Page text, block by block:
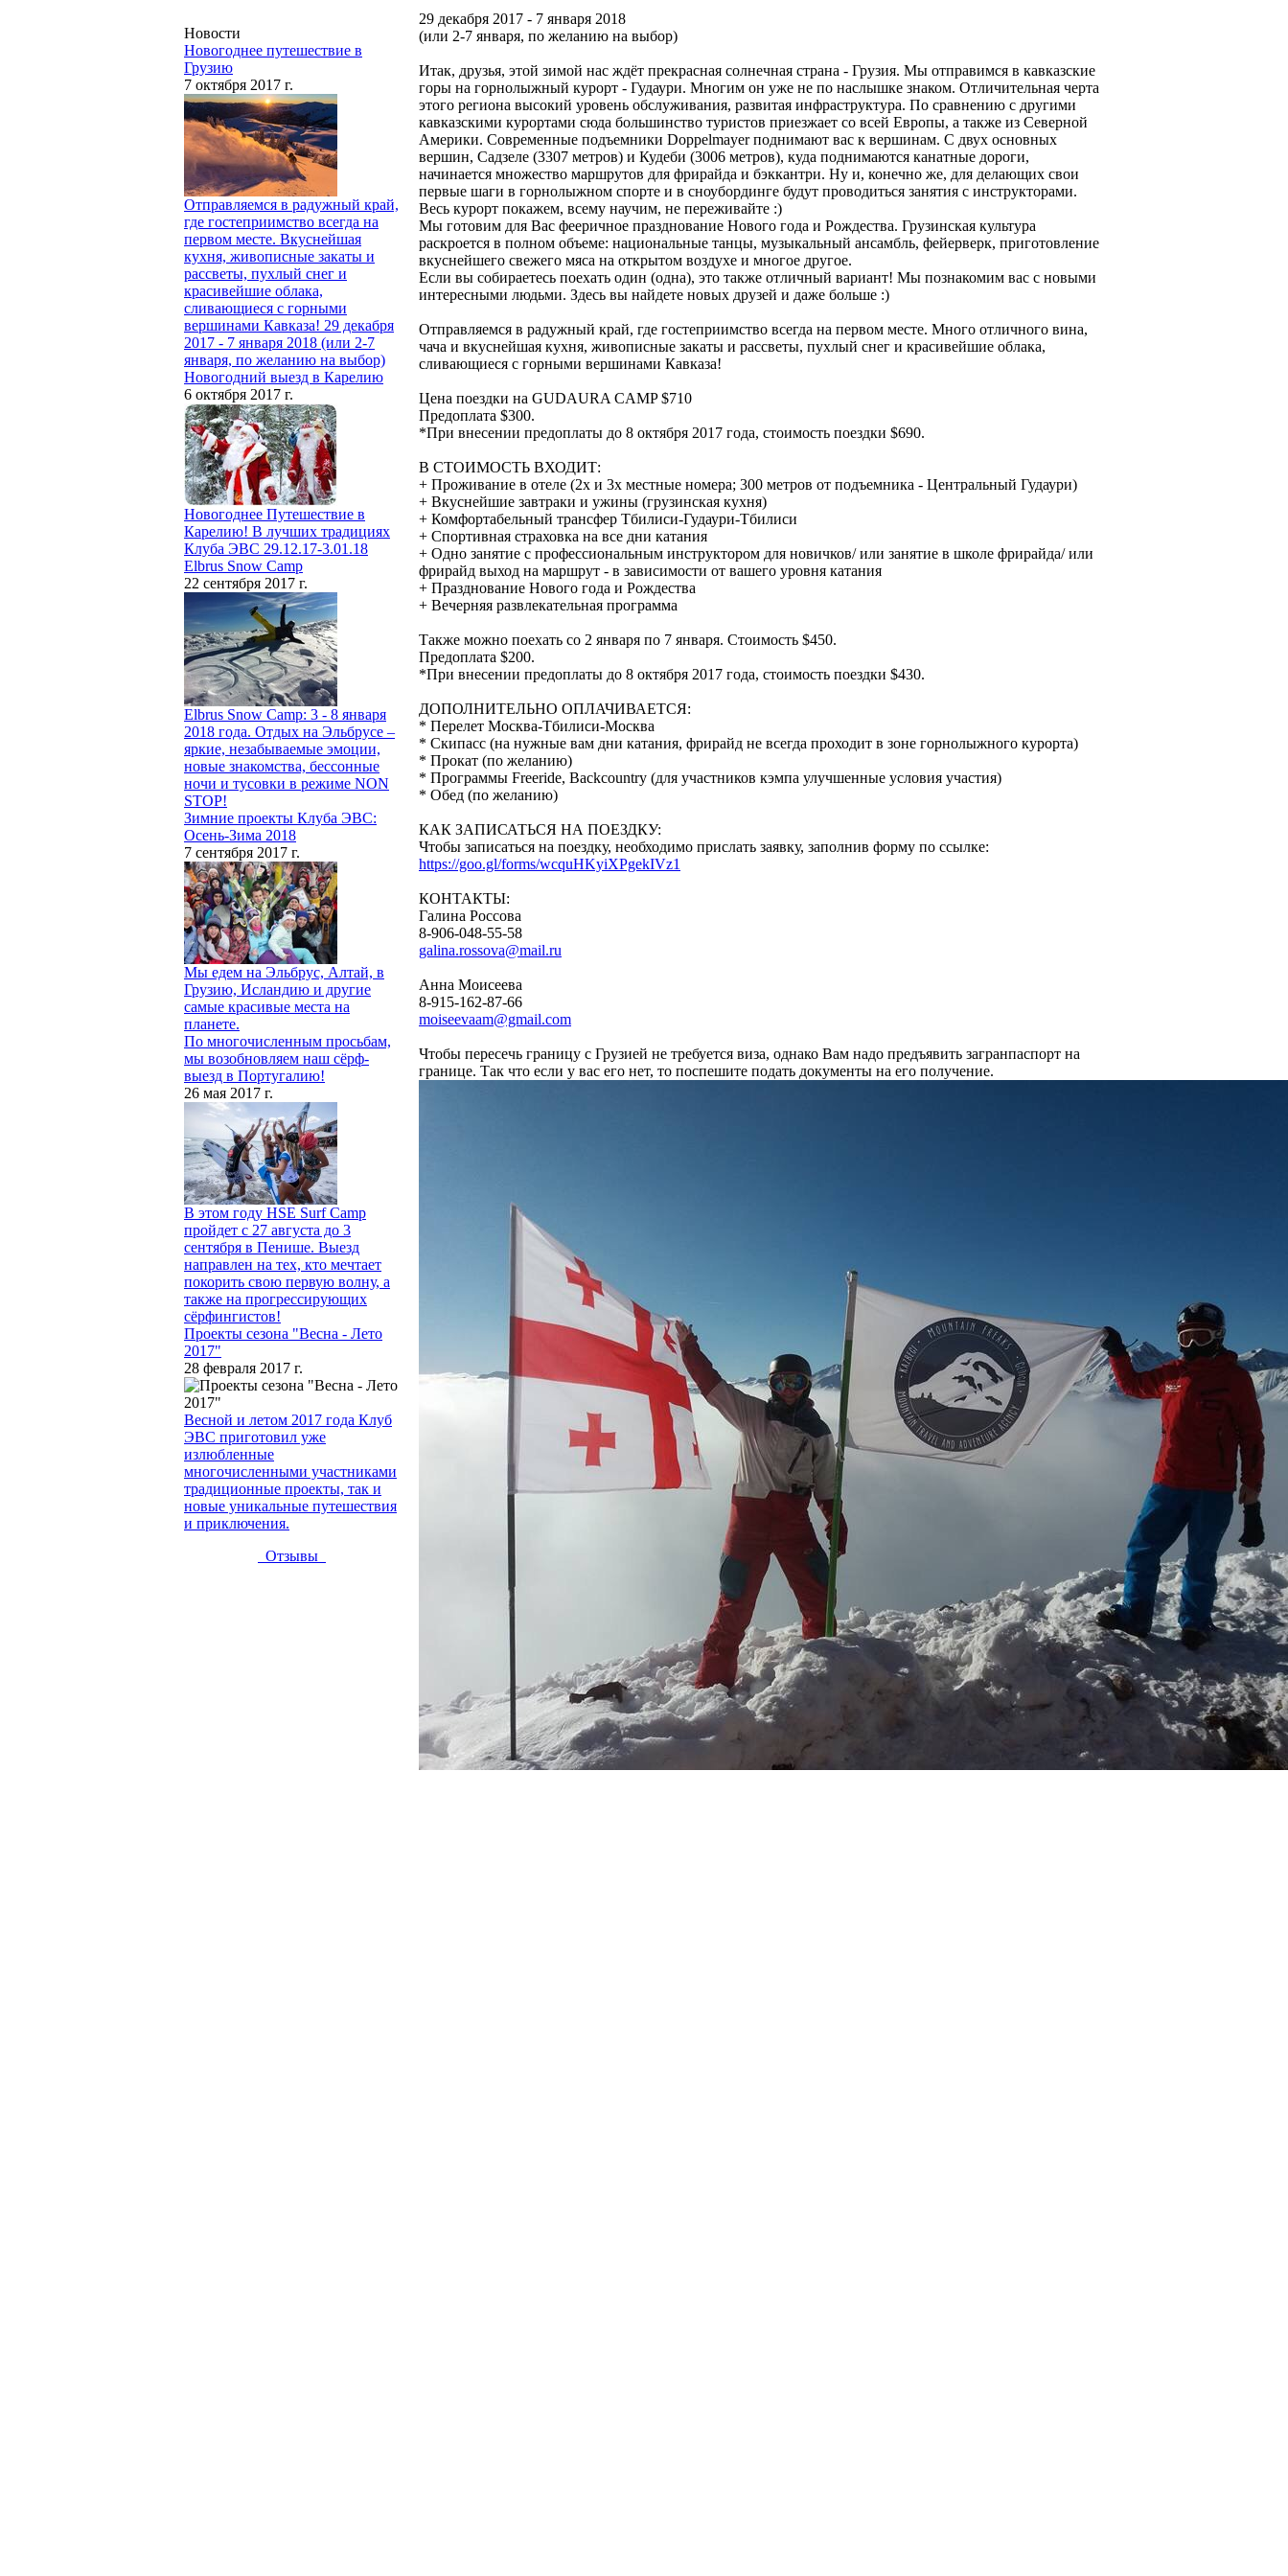
Новости
Новогоднее путешествие в
Грузию
7 октября 2017 г.
Отправляемся в радужный край,
где гостеприимство всегда на
первом месте. Вкуснейшая
кухня, живописные закаты и
рассветы, пухлый снег и
красивейшие облака,
сливающиеся с горными
вершинами Кавказа! 29 декабря
2017 - 7 января 2018 (или 2-7
января, по желанию на выбор)
Новогодний выезд в Карелию
6 октября 2017 г.
Новогоднее Путешествие в
Карелию! В лучших традициях
Клуба ЭВС 29.12.17-3.01.18
Elbrus Snow Camp
22 сентября 2017 г.
Elbrus Snow Camp: 3 - 8 января
2018 года. Отдых на Эльбрусе –
яркие, незабываемые эмоции,
новые знакомства, бессонные
ночи и тусовки в режиме NON
STOP!
Зимние проекты Клуба ЭВС:
Осень-Зима 2018
7 сентября 2017 г.
Мы едем на Эльбрус, Алтай, в
Грузию, Исландию и другие
самые красивые места на
планете.
По многочисленным просьбам,
мы возобновляем наш сёрф-
выезд в Португалию!
26 мая 2017 г.
В этом году HSE Surf Camp
пройдет с 27 августа до 3
сентября в Пенише. Выезд
направлен на тех, кто мечтает
покорить свою первую волну, а
также на прогрессирующих
сёрфингистов!
Проекты сезона "Весна - Лето
2017"
28 февраля 2017 г.
Весной и летом 2017 года Клуб
ЭВС приготовил уже
излюбленные
многочисленными участниками
традиционные проекты, так и
новые уникальные путешествия
и приключения.
Отзывы
29 декабря 2017 - 7 января 2018
(или 2-7 января, по желанию на выбор)
Итак, друзья, этой зимой нас ждёт прекрасная солнечная страна - Грузия. Мы отправимся в кавказские
горы на горнолыжный курорт - Гудаури. Многим он уже не по наслышке знаком. Отличительная черта
этого региона высокий уровень обслуживания, развитая инфраструктура. По сравнению с другими
кавказскими курортами сюда большинство туристов приезжает со всей Европы, а также из Северной
Америки. Современные подъемники Doppelmayer поднимают вас к вершинам. С двух основных
вершин, Садзеле (3307 метров) и Кудеби (3006 метров), куда поднимаются канатные дороги,
начинается множество маршрутов для фрирайда и бэккантри. Ну и, конечно же, для делающих свои
первые шаги в горнолыжном спорте и в сноубординге будут проводиться занятия с инструкторами.
Весь курорт покажем, всему научим, не переживайте :)
Мы готовим для Вас фееричное празднование Нового года и Рождества. Грузинская культура
раскроется в полном объеме: национальные танцы, музыкальный ансамбль, фейерверк, приготовление
вкуснейшего свежего мяса на открытом воздухе и многое другое.
Если вы собираетесь поехать один (одна), это также отличный вариант! Мы познакомим вас с новыми
интересными людьми. Здесь вы найдете новых друзей и даже больше :)
Отправляемся в радужный край, где гостеприимство всегда на первом месте. Много отличного вина,
чача и вкуснейшая кухня, живописные закаты и рассветы, пухлый снег и красивейшие облака,
сливающиеся с горными вершинами Кавказа!
Цена поездки на GUDAURA CAMP $710
Предоплата $300.
*При внесении предоплаты до 8 октября 2017 года, стоимость поездки $690.
В СТОИМОСТЬ ВХОДИТ:
+ Проживание в отеле (2х и 3х местные номера; 300 метров от подъемника - Центральный Гудаури)
+ Вкуснейшие завтраки и ужины (грузинская кухня)
+ Комфортабельный трансфер Тбилиси-Гудаури-Тбилиси
+ Спортивная страховка на все дни катания
+ Одно занятие с профессиональным инструктором для новичков/ или занятие в школе фрирайда/ или
фрирайд выход на маршрут - в зависимости от вашего уровня катания
+ Празднование Нового года и Рождества
+ Вечерняя развлекательная программа
Также можно поехать со 2 января по 7 января. Стоимость $450.
Предоплата $200.
*При внесении предоплаты до 8 октября 2017 года, стоимость поездки $430.
ДОПОЛНИТЕЛЬНО ОПЛАЧИВАЕТСЯ:
* Перелет Москва-Тбилиси-Москва
* Скипасс (на нужные вам дни катания, фрирайд не всегда проходит в зоне горнолыжного курорта)
* Прокат (по желанию)
* Программы Freeride, Backcountry (для участников кэмпа улучшенные условия участия)
* Обед (по желанию)
КАК ЗАПИСАТЬСЯ НА ПОЕЗДКУ:
Чтобы записаться на поездку, необходимо прислать заявку, заполнив форму по ссылке:
https://goo.gl/forms/wcquHKyiXPgekIVz1
КОНТАКТЫ:
Галина Россова
8-906-048-55-58
galina.rossova@mail.ru
Анна Моисеева
8-915-162-87-66
moiseevaam@gmail.com
Чтобы пересечь границу с Грузией не требуется виза, однако Вам надо предъявить загранпаспорт на
границе. Так что если у вас его нет, то поспешите подать документы на его получение.